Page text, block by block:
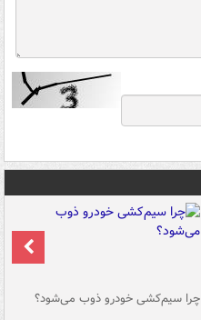
چرا سیم‌کشی خودرو ذوب می‌شود؟